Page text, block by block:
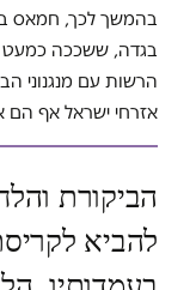
בהמשך לכך, חמאס
בגדה, ששככה כמעט
הרשות עם מנגנוני
אזרחי ישראל אף הם
הביקורת
להביא